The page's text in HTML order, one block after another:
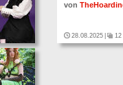
von
28.08.2025 12